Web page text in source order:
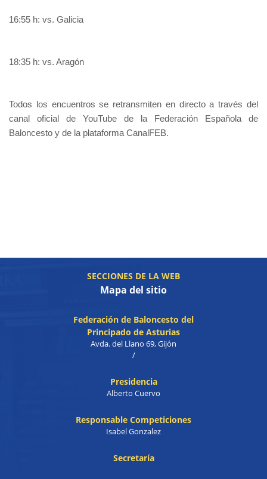
16:55 h: vs. Galicia
18:35 h: vs. Aragón
Todos los encuentros se retransmiten en directo a través del
canal oficial de YouTube de la Federación Española de
Baloncesto y de la plataforma CanalFEB.
SECCIONES DE LA WEB
Mapa del sitio
Federación de Baloncesto del
Principado de Asturias
Avda. del Llano 69, Gijón
/
Presidencia
Alberto Cuervo
Responsable Competiciones
Isabel Gonzalez
Secretaría